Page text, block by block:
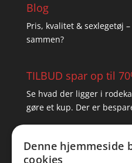
Blog
Pris, kvalitet & sexlegetøj
sammen?
TILBUD spar op til
Se hvad der ligger i
gøre et kup. Der er
Denne hjemmeside
cookies